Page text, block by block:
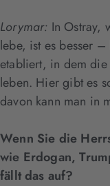
Lorymar: In Ostray,
lebe, ist es besser
etabliert, in dem die
leben. Hier gibt es
davon kann man in
Wenn Sie die
wie Erdogan,
fällt das auf?